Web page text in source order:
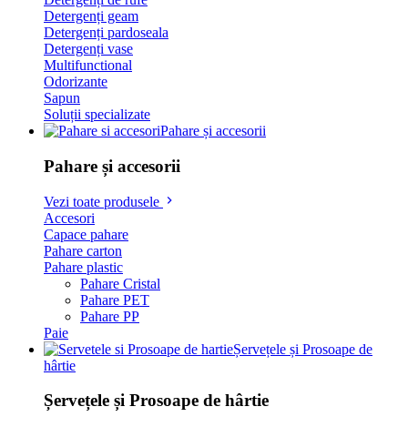
Detergenți geam
Detergenți pardoseala
Detergenți vase
Multifunctional
Odorizante
Sapun
Soluții specializate
Pahare și accesorii
Pahare și accesorii
Vezi toate produsele
Accesori
Capace pahare
Pahare carton
Pahare plastic
Pahare Cristal
Pahare PET
Pahare PP
Paie
Șervețele și Prosoape de
hârtie
Șervețele și Prosoape de hârtie